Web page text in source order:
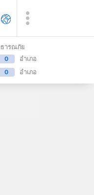
ธารณภัย
0
อำเภอ
0 อำเภอ